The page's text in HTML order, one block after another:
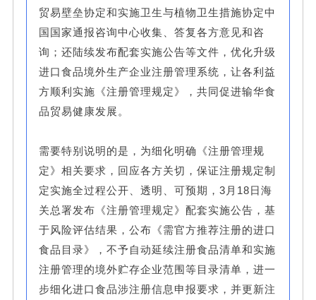
贸易壁垒协定和实施卫生与植物卫生措施协定中
国国家通报咨询中心收集、答复各方意见和咨
询；还陆续发布配套实施公告等文件，优化升级
进口食品境外生产企业注册管理系统，让各利益
方顺利实施《注册管理规定》，共同促进输华食
品贸易健康发展。
需要特别说明的是，为细化明确《注册管理规
定》相关要求，回应各方关切，保证注册规定制
定实施全过程公开、透明、可预期，3月18日海
关总署发布《注册管理规定》配套实施公告，基
于风险评估结果，公布《需官方推荐注册的进口
食品目录》，不予自动延续注册食品清单和实施
注册管理的境外贮存企业范围等目录清单，进一
步细化进口食品涉注册信息申报要求，并更新注